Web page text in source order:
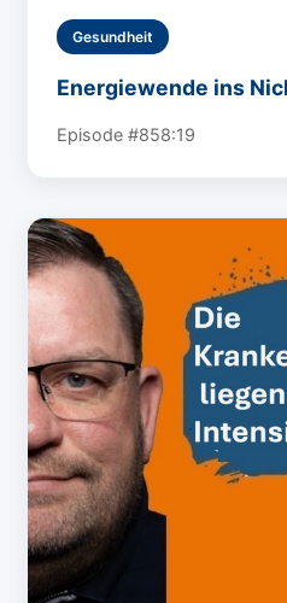
Gesundheit
Energiewende ins
Episode #858:19